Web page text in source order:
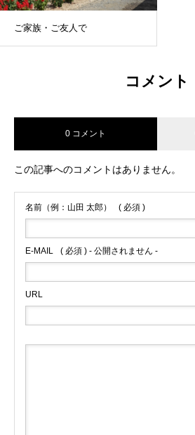
ご家族・ご友人で
コメント
0 コメント
この記事へのコメントはありません。
名前（例：山田 太郎） ( 必須 )
E-MAIL ( 必須 ) - 公開されません -
URL